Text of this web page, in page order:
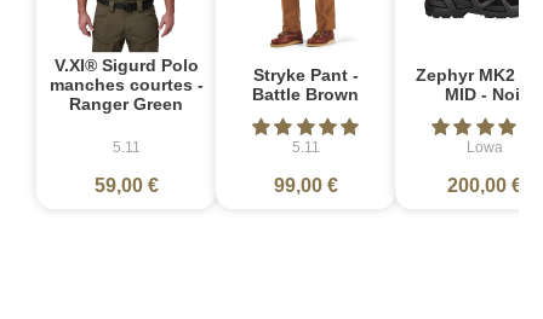
V.XI® Sigurd Polo
manches courtes -
Ranger Green
5.11
59,00 €
Stryke Pant -
Battle Brown
5.11
99,00 €
Zephyr MK2
MID - Noir
Lowa
200,00 €